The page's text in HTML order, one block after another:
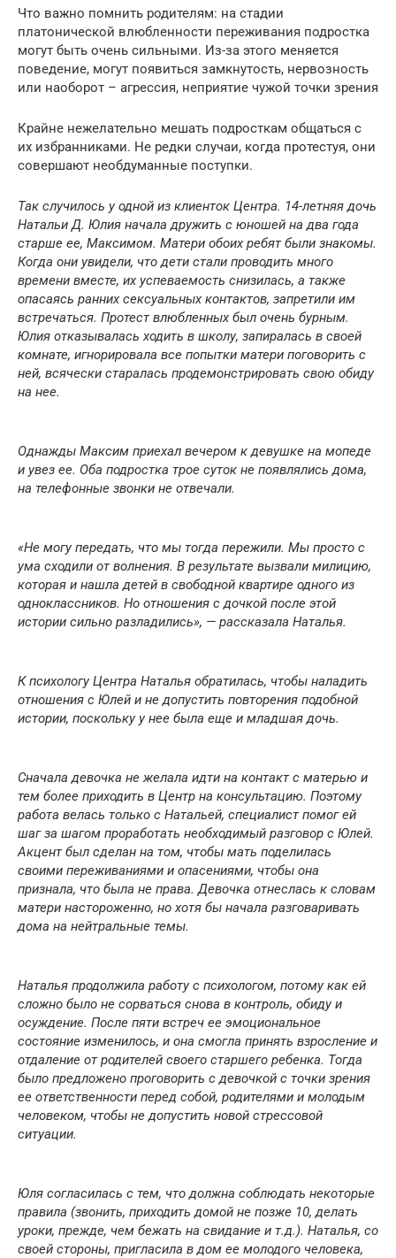
Что важно помнить родителям: на стадии
платонической влюбленности переживания подростка
могут быть очень сильными. Из-за этого меняется
поведение, могут появиться замкнутость, нервозность
или наоборот – агрессия, неприятие чужой точки зрения
Крайне нежелательно мешать подросткам общаться с
их избранниками. Не редки случаи, когда протестуя, они
совершают необдуманные поступки.
Так случилось у одной из клиенток Центра. 14-летняя дочь
Натальи Д. Юлия начала дружить с юношей на два года
старше ее, Максимом. Матери обоих ребят были знакомы.
Когда они увидели, что дети стали проводить много
времени вместе, их успеваемость снизилась, а также
опасаясь ранних сексуальных контактов, запретили им
встречаться. Протест влюбленных был очень бурным.
Юлия отказывалась ходить в школу, запиралась в своей
комнате, игнорировала все попытки матери поговорить с
ней, всячески старалась продемонстрировать свою обиду
на нее.
Однажды Максим приехал вечером к девушке на мопеде
и увез ее. Оба подростка трое суток не появлялись дома,
на телефонные звонки не отвечали.
«Не могу передать, что мы тогда пережили. Мы просто с
ума сходили от волнения. В результате вызвали милицию,
которая и нашла детей в свободной квартире одного из
одноклассников. Но отношения с дочкой после этой
истории сильно разладились», — рассказала Наталья.
К психологу Центра Наталья обратилась, чтобы наладить
отношения с Юлей и не допустить повторения подобной
истории, поскольку у нее была еще и младшая дочь.
Сначала девочка не желала идти на контакт с матерью и
тем более приходить в Центр на консультацию. Поэтому
работа велась только с Натальей, специалист помог ей
шаг за шагом проработать необходимый разговор с Юлей.
Акцент был сделан на том, чтобы мать поделилась
своими переживаниями и опасениями, чтобы она
признала, что была не права. Девочка отнеслась к словам
матери настороженно, но хотя бы начала разговаривать
дома на нейтральные темы.
Наталья продолжила работу с психологом, потому как ей
сложно было не сорваться снова в контроль, обиду и
осуждение. После пяти встреч ее эмоциональное
состояние изменилось, и она смогла принять взросление и
отдаление от родителей своего старшего ребенка. Тогда
было предложено проговорить с девочкой с точки зрения
ее ответственности перед собой, родителями и молодым
человеком, чтобы не допустить новой стрессовой
ситуации.
Юля согласилась с тем, что должна соблюдать некоторые
правила (звонить, приходить домой не позже 10, делать
уроки, прежде, чем бежать на свидание и т.д.). Наталья, со
своей стороны, пригласила в дом ее молодого человека,